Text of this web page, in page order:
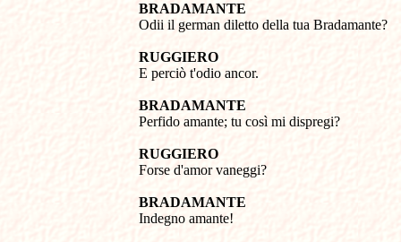
BRADAMANTE
Odii il german diletto della tua Bradamante?
RUGGIERO
E perciò t'odio ancor.
BRADAMANTE
Perfido amante; tu così mi dispregi?
RUGGIERO
Forse d'amor vaneggi?
BRADAMANTE
Indegno amante!